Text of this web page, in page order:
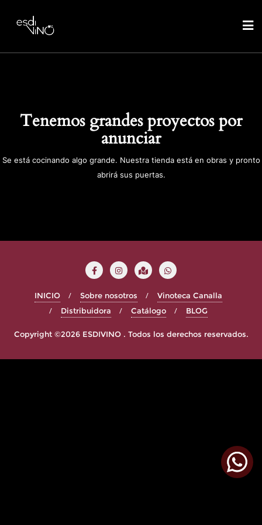
Tenemos grandes proyectos por
anunciar
Se está cocinando algo grande. Nuestra tienda está en obras y pronto
abrirá sus puertas.
INICIO Sobre nosotros
Vinoteca Canalla
Distribuidora
Catálogo BLOG
Copyright ©2026 ESDIVINO . Todos los derechos reservados.